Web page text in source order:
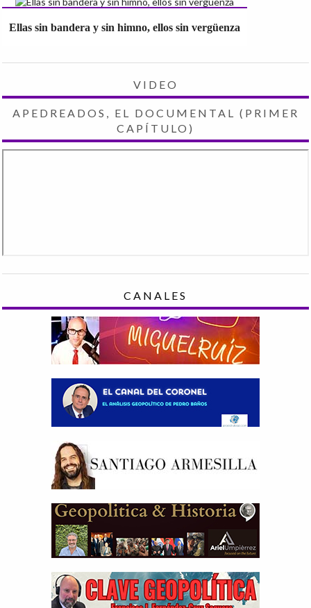
Ellas sin bandera y sin himno, ellos sin vergüenza
VIDEO
APEDREADOS, EL DOCUMENTAL (PRIMER
CAPÍTULO)
CANALES